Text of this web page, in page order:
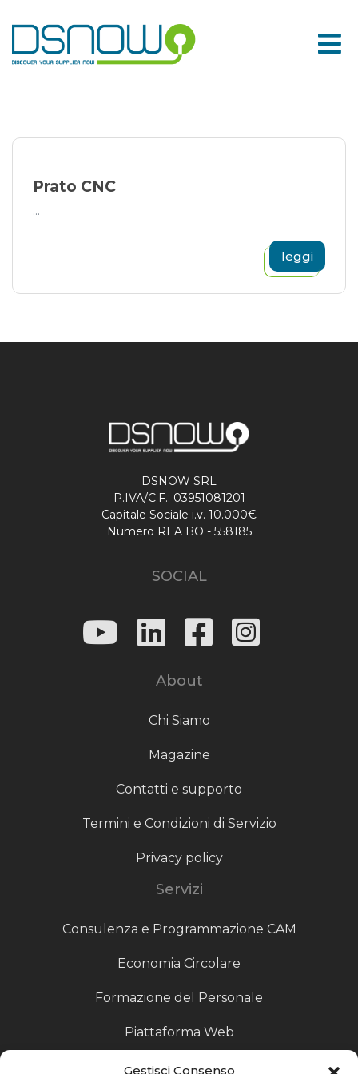
Gestisci Consenso
to
content
Prato CNC
...
leggi
DSNOW SRL
P.IVA/C.F.: 03951081201
Capitale Sociale i.v. 10.000€
Numero REA BO - 558185
SOCIAL
About
Chi Siamo
Magazine
Contatti e supporto
Termini e Condizioni di Servizio
Privacy policy
Servizi
Consulenza e Programmazione CAM
Economia Circolare
Formazione del Personale
Piattaforma Web
Scouting fornitori